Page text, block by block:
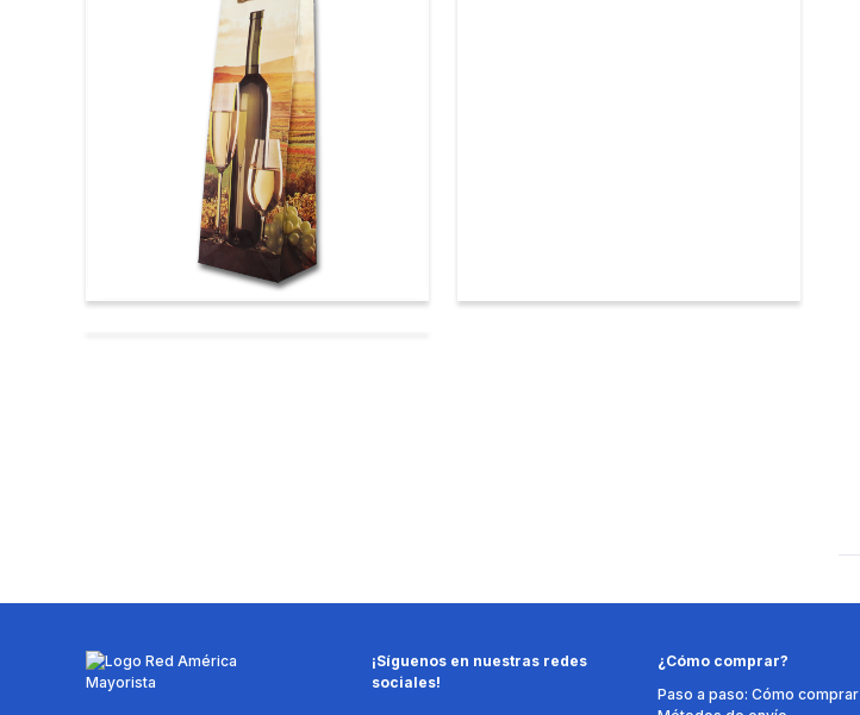
¡Síguenos en nuestras redes
sociales!
¿Cómo comprar?
Paso a paso: Cómo comprar